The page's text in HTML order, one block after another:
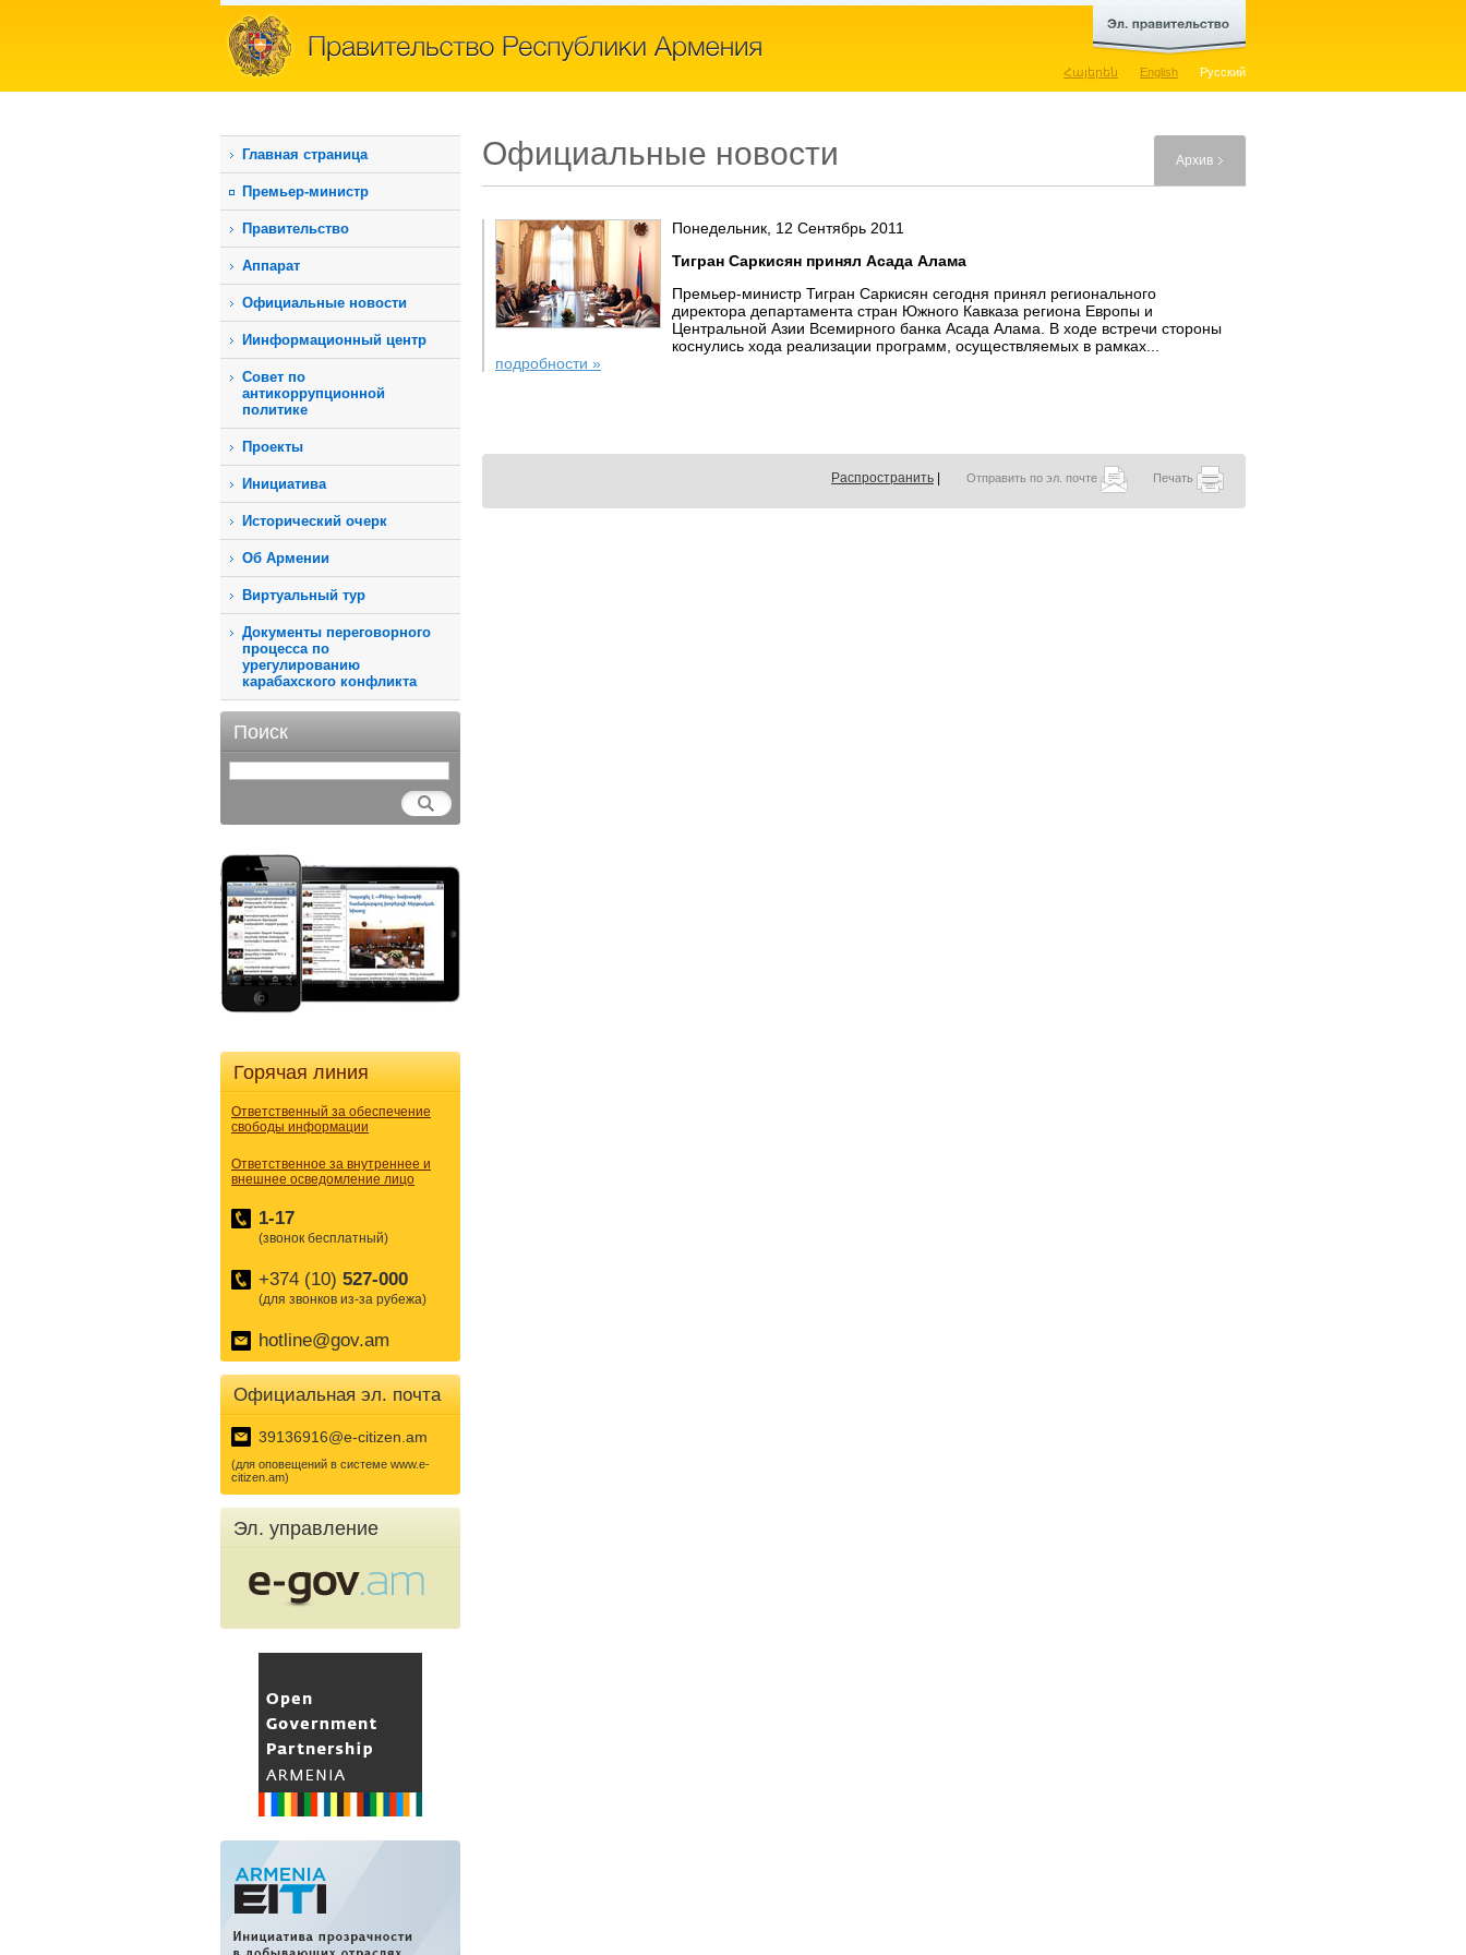
Հայերեն English Русский
Главная страница
Премьер-министр
Правительство
Аппарат
Официальные новости
Иинформационный центр
Совет по
антикоррупционной
политике
Проекты
Инициатива
Исторический очерк
Об Армении
Виртуальный тур
Документы переговорного
процесса по
урегулированию
карабахского конфликта
Поиск
Горячая линия
Ответственный за обеспечение
свободы информации
Ответственное за внутреннее и
внешнее осведомление лицо
1-17
(звонок бесплатный)
+374 (10) 527-000
(для звонков из-за рубежа)
hotline@gov.am
Официальная эл. почта
39136916@e-citizen.am
(для оповещений в системе www.e-
citizen.am)
Эл. управление
Официальные новости Архив
Понедельник, 12 Сентябрь 2011
Тигран Саркисян принял Асада Алама
Премьер-министр Тигран Саркисян сегодня принял регионального
директора департамента стран Южного Кавказа региона Европы и
Центральной Азии Всемирного банка Асада Алама. В ходе встречи стороны
коснулись хода реализации программ, осуществляемых в рамках...
подробности »
Распространить Отправить по эл. почте Печать